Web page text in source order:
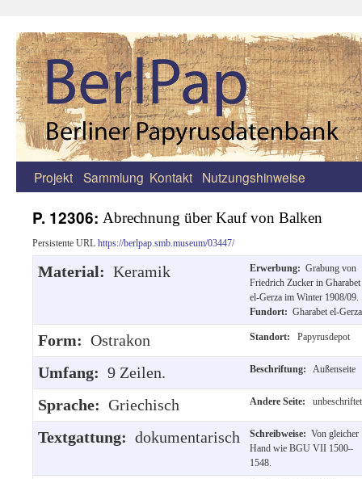
Zum
springen
Projekt Sammlung Kontakt Nutzungshinweise
P. 12306: Abrechnung über Kauf von Balken
Persistente URL https://berlpap.smb.museum/03447/
Material: Keramik Erwerbung: Grabung von
Friedrich Zucker in Gharabet
el-Gerza im Winter 1908/09.
Fundort: Gharabet el-Gerza
Form: Ostrakon Standort: Papyrusdepot
Umfang: 9 Zeilen. Beschriftung: Außenseite
Sprache: Griechisch Andere Seite: unbeschriftet
Textgattung: dokumentarisch Schreibweise: Von gleicher
Hand wie BGU VII 1500–
1548.